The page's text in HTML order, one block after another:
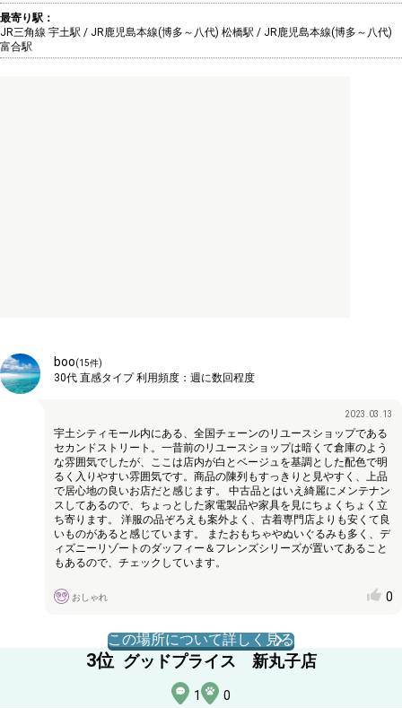
最寄り駅：
JR三角線 宇土駅 / JR鹿児島本線(博多～八代) 松橋駅 / JR鹿児島本線(博多～八代)
富合駅
boo(15件)
30代 直感タイプ利用頻度： 週に数回程度
2023.03.13
宇土シティモール内にある、全国チェーンのリユースショップである
セカンドストリート。一昔前のリユースショップは暗くて倉庫のよう
な雰囲気でしたが、ここは店内が白とベージュを基調とした配色で明
るく入りやすい雰囲気です。商品の陳列もすっきりと見やすく、上品
で居心地の良いお店だと感じます。 中古品とはいえ綺麗にメンテナン
スしてあるので、ちょっとした家電製品や家具を見にちょくちょく立
ち寄ります。 洋服の品ぞろえも案外よく、古着専門店よりも安くて良
いものがあると感じています。 またおもちゃやぬいぐるみも多く、デ
ィズニーリゾートのダッフィー＆フレンズシリーズが置いてあること
もあるので、チェックしています。
おしゃれ 0
この場所について詳しく見る
3位 グッドプライス 新丸子店
1 0